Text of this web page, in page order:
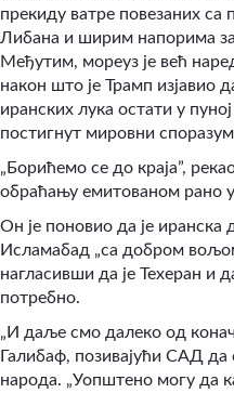
прекиду ватре повезаних
Либана и ширим напорима за
Међутим, мореуз је већ
након што је Трамп изјавио
иранских лука остати у
постигнут мировни
„Борићемо се до краја”,
обраћању емитованом рано
Он је поновио да је иранска
Исламабад „са добром
нагласивши да је Техеран и
потребно.
„И даље смо далеко од
Галибаф, позивајући САД да
народа. „Уопштено могу да